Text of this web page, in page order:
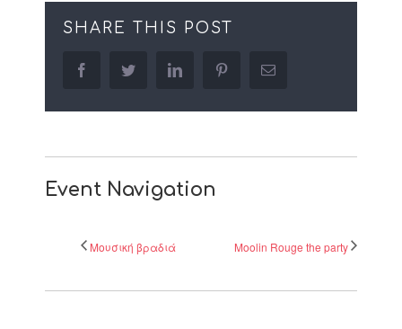
SHARE THIS POST
facebooktwitter linkedin pinterestEmail
Event Navigation
Μουσική βραδιά Moolin Rouge the party